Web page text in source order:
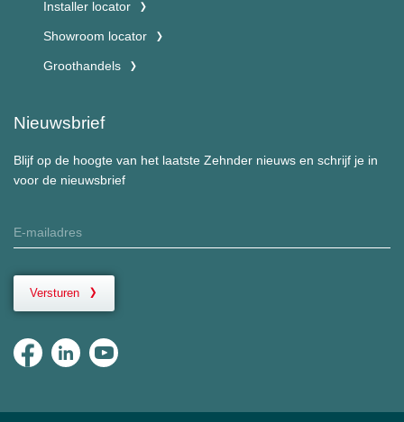
Installer locator
Showroom locator
Groothandels
Nieuwsbrief
Blijf op de hoogte van het laatste Zehnder nieuws en schrijf je in
voor de nieuwsbrief
Versturen